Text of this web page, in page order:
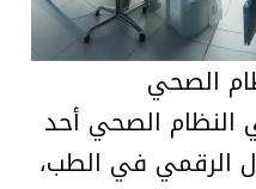
الصحي
النظام الصحي أحد
الرقمي في الطب،